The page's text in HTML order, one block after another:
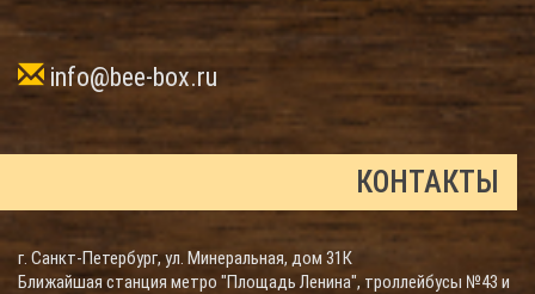
info@bee-box.ru
КОНТАКТЫ
г. Санкт-Петербург, ул. Минеральная, дом 31К
Ближайшая станция метро "Площадь Ленина", троллейбусы №43 и